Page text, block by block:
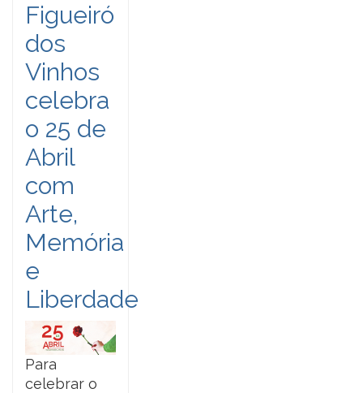
Figueiró
dos
Vinhos
celebra
o 25 de
Abril
com
Arte,
Memória
e
Liberdade
Para
celebrar o